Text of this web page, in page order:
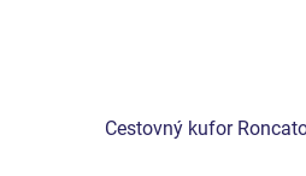
Cestovný kufor